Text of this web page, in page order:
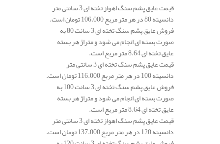
قیمت عایق پشم سنگ اهواز تخته ای 3 سانتی متر
دانسیته 80 در هر متر مربع 106.000 تومان است.
فروش عایق پشم سنگ تخته ای 3 سانت 80 به
صورت بسته ای انجام می شود و متراژ هر بسته
عایق تخته ای 8.64 متر مربع است.
قیمت عایق پشم سنگ تخته ای 3 سانتی متر
دانسیته 100 در هر متر مربع 116.000 تومان است.
فروش عایق پشم سنگ تخته ای 3 سانت 100 به
صورت بسته ای انجام می شود و متراژ هر بسته
عایق تخته ای 8.64 متر مربع است.
قیمت عایق پشم سنگ اهواز تخته ای 3 سانتی متر
دانسیته 120 در هر متر مربع 137.000 تومان است.